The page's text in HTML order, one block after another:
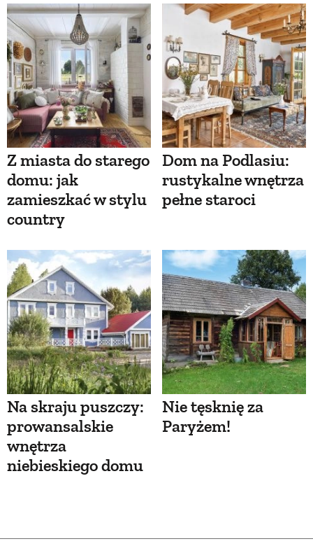
Z miasta do starego
domu: jak
zamieszkać w stylu
country
Dom na Podlasiu:
rustykalne wnętrza
pełne staroci
Na skraju puszczy:
prowansalskie
wnętrza
niebieskiego domu
Nie tęsknię za
Paryżem!